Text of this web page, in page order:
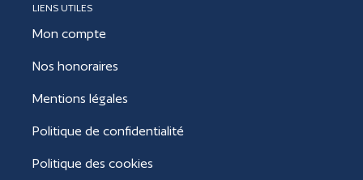
LIENS UTILES
Mon compte
Nos honoraires
Mentions légales
Politique de confidentialité
Politique des cookies